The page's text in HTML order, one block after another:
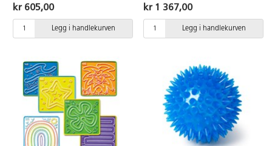
oppmuntrer til avslapning og
fungerer godt for å roe
overstimulerte barn. Avtagbart
30x30 cm. Fra 3 år.
kr 605,00
Legg i handlekurven
finnes ingen av/på‑knapp, så
batteriet må tas ut for at den skal
stoppe. Hvis batteriet ikke tas ut,
ikke støy. Krever 1 stk D-batteri
(art.nr. 143018), følger ikke med.
Mål: L24xB18xH10 cm. Fra 3 år.
kr 1 367,00
Legg i handlekurven